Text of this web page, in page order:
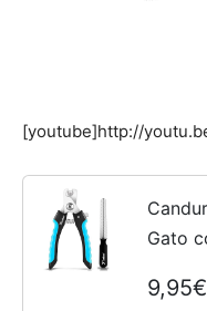
[youtube]http://
Gato
9,95€